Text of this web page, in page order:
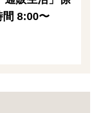
間 8:00〜